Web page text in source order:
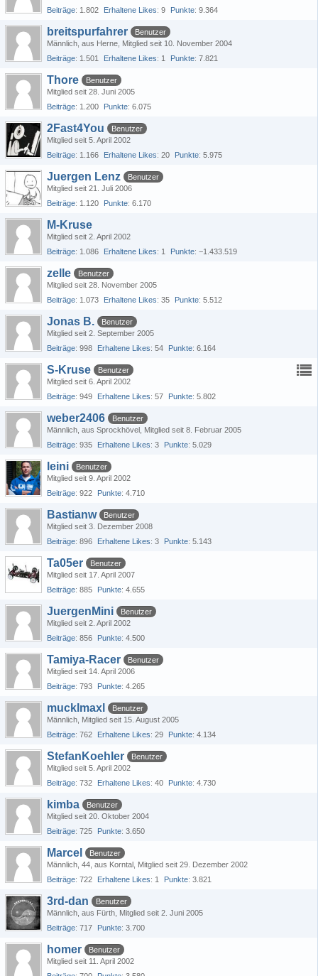
Beiträge 1.802 Erhaltene Likes 9 Punkte 9.364
breitspurfahrer
Benutzer
Männlich aus Herne Mitglied seit 10. November 2004
Beiträge 1.501 Erhaltene Likes 1 Punkte 7.821
Thore
Benutzer
Mitglied seit 28. Juni 2005
Beiträge 1.200 Punkte 6.075
2Fast4You
Benutzer
Mitglied seit 5. April 2002
Beiträge 1.166 Erhaltene Likes 20 Punkte 5.975
Juergen Lenz
Benutzer
Mitglied seit 21. Juli 2006
Beiträge 1.120 Punkte 6.170
M-Kruse
Mitglied seit 2. April 2002
Beiträge 1.086 Erhaltene Likes 1 Punkte −1.433.519
zelle
Benutzer
Mitglied seit 28. November 2005
Beiträge 1.073 Erhaltene Likes 35 Punkte 5.512
Jonas B.
Benutzer
Mitglied seit 2. September 2005
Beiträge 998 Erhaltene Likes 54 Punkte 6.164
S-Kruse
Benutzer
Mitglied seit 6. April 2002
Beiträge 949 Erhaltene Likes 57 Punkte 5.802
weber2406
Benutzer
Männlich aus Sprockhövel Mitglied seit 8. Februar 2005
Beiträge 935 Erhaltene Likes 3 Punkte 5.029
leini
Benutzer
Mitglied seit 9. April 2002
Beiträge 922 Punkte 4.710
Bastianw
Benutzer
Mitglied seit 3. Dezember 2008
Beiträge 896 Erhaltene Likes 3 Punkte 5.143
Ta05er
Benutzer
Mitglied seit 17. April 2007
Beiträge 885 Punkte 4.655
JuergenMini
Benutzer
Mitglied seit 2. April 2002
Beiträge 856 Punkte 4.500
Tamiya-Racer
Benutzer
Mitglied seit 14. April 2006
Beiträge 793 Punkte 4.265
mucklmaxl
Benutzer
Männlich Mitglied seit 15. August 2005
Beiträge 762 Erhaltene Likes 29 Punkte 4.134
StefanKoehler
Benutzer
Mitglied seit 5. April 2002
Beiträge 732 Erhaltene Likes 40 Punkte 4.730
kimba
Benutzer
Mitglied seit 20. Oktober 2004
Beiträge 725 Punkte 3.650
Marcel
Benutzer
Männlich 44 aus Korntal Mitglied seit 29. Dezember 2002
Beiträge 722 Erhaltene Likes 1 Punkte 3.821
3rd-dan
Benutzer
Männlich aus Fürth Mitglied seit 2. Juni 2005
Beiträge 717 Punkte 3.700
homer
Benutzer
Mitglied seit 11. April 2002